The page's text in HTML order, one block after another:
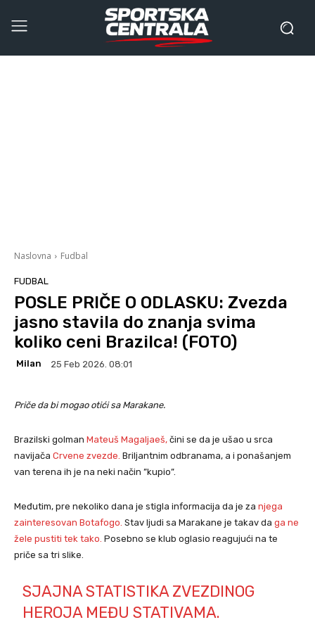
Naslovna Fudbal
FUDBAL
POSLE PRIČE O ODLASKU: Zvezda
jasno stavila do znanja svima
koliko ceni Brazilca! (FOTO)
Milan 25 Feb 2026. 08:01
Priče da bi mogao otići sa Marakane.
Brazilski golman Mateuš Magaljaeš, čini se da je ušao u srca
navijača Crvene zvezde. Briljantnim odbranama, a i ponašanjem
van terena ih je na neki način ”kupio”.
Međutim, pre nekoliko dana je stigla informacija da je za njega
zainteresovan Botafogo. Stav ljudi sa Marakane je takav da ga ne
žele pustiti tek tako. Posebno se klub oglasio reagujući na te
priče sa tri slike.
SJAJNA STATISTIKA ZVEZDINOG
HEROJA MEĐU STATIVAMA.